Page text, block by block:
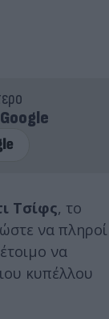
Google
Τσίφς, το
να πληροί
να
κυπέλλου